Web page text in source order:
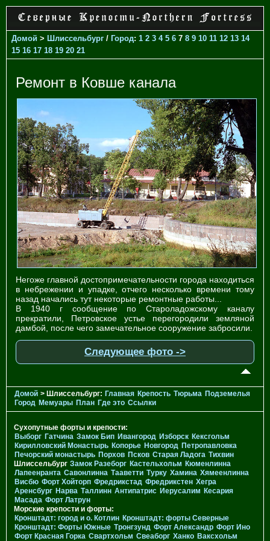
Домой > Шлиссельбург / Город: 1 2 3 4 5 6 7 8 9 10 11 12 13 14
15 16 17 18 19 20 21
Ремонт в Ковше канала
Негоже главной достопримечательности города находиться
в небрежении и упадке, отчего несколько времени тому
назад начались тут некоторые ремонтные работы...
В 1940 г сообщение по Староладожскому каналу
прекратили, Петровское устье перегородили земляной
дамбой, после чего замечательное сооружение забросили.
Следующее фото ->
Домой > Шлиссельбург: Главная Крепость Тюрьма Подземелья
Город Мемуары План Где это Ссылки
Сухопутные форты и крепости:
Выборг Гатчина Замок Бип Ивангород Изборск Кексгольм
Кирилловский Монастырь Копорье Новгород Петропавловка
Печорcкий монастырь Порхов Псков Старая Ладога Тихвин
Шлиссельбург Замок Разеборг Кастельхольм Кюменлинна
Лапеенранта Савонлинна Тааветти Турку Хамина Хямеенлинна
Висбю Форт Хойторп Фредрикстад Фредрикстен Хегра
Аренсбург Нарва Таллинн Антипатрис Иерусалим Кесария
Масада Форт Латрун
Морские крепости и форты:
Кронштадт: город и о. Котлин Кронштадт: форты Северные
Кронштадт: Форты Южные Тронгзунд Форт Александр Форт Ино
Форт Красная Горка Свартхольм Свеаборг Ханко Ваксхольм